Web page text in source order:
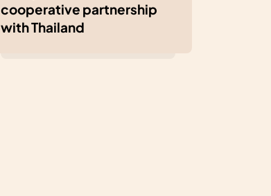
cooperative partnership
with Thailand